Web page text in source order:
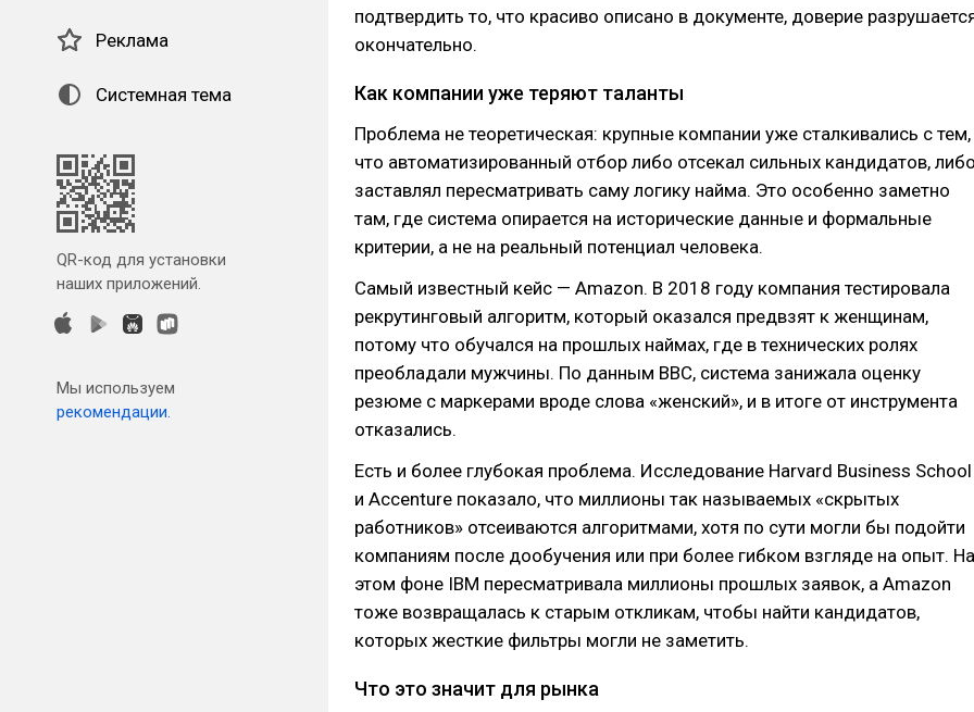
Реклама
Системная тема
QR-код для установки
наших приложений.
Мы используем
рекомендации.
подтвердить то, что красиво описано в документе, доверие
окончательно.
Как компании уже теряют таланты
Проблема не теоретическая: крупные компании уже сталкивались с тем,
что автоматизированный отбор либо отсекал сильных кандидатов,
заставлял пересматривать саму логику найма. Это особенно заметно
там, где система опирается на исторические данные и формальные
критерии, а не на реальный потенциал человека.
Самый известный кейс — Amazon. В 2018 году компания тестировала
рекрутинговый алгоритм, который оказался предвзят к женщинам,
потому что обучался на прошлых наймах, где в технических ролях
преобладали мужчины. По данным BBC, система занижала оценку
резюме с маркерами вроде слова «женский», и в итоге от инструмента
отказались.
Есть и более глубокая проблема. Исследование Harvard Business School
и Accenture показало, что миллионы так называемых «скрытых
работников» отсеиваются алгоритмами, хотя по сути могли бы подойти
компаниям после дообучения или при более гибком взгляде на опыт. На
этом фоне IBM пересматривала миллионы прошлых заявок, а Amazon
тоже возвращалась к старым откликам, чтобы найти кандидатов,
которых жесткие фильтры могли не заметить.
Что это значит для рынка